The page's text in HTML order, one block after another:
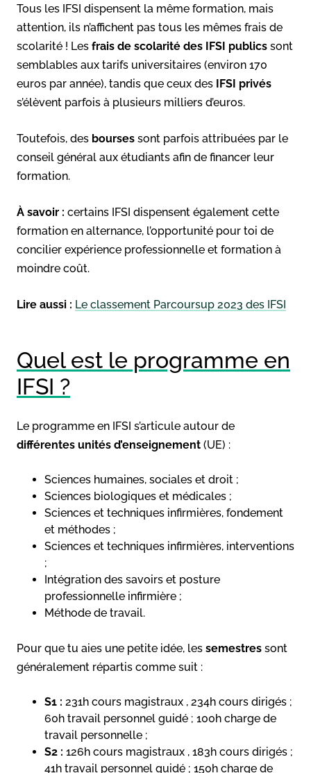
Tous les IFSI dispensent la même formation, mais
attention, ils n’affichent pas tous les mêmes frais de
scolarité ! Les frais de scolarité des IFSI publics sont
semblables aux tarifs universitaires (environ 170
euros par année), tandis que ceux des IFSI privés
s’élèvent parfois à plusieurs milliers d’euros.
Toutefois, des bourses sont parfois attribuées par le
conseil général aux étudiants afin de financer leur
formation.
À savoir : certains IFSI dispensent également cette
formation en alternance, l’opportunité pour toi de
concilier expérience professionnelle et formation à
moindre coût.
Lire aussi : Le classement Parcoursup 2023 des IFSI
Quel est le programme en
IFSI ?
Le programme en IFSI s’articule autour de
différentes unités d’enseignement (UE) :
Sciences humaines, sociales et droit ;
Sciences biologiques et médicales ;
Sciences et techniques infirmières, fondement
et méthodes ;
Sciences et techniques infirmières, interventions
;
Intégration des savoirs et posture
professionnelle infirmière ;
Méthode de travail.
Pour que tu aies une petite idée, les semestres sont
généralement répartis comme suit :
S1 : 231h cours magistraux , 234h cours dirigés ;
60h travail personnel guidé ; 100h charge de
travail personnelle ;
S2 : 126h cours magistraux , 183h cours dirigés ;
41h travail personnel guidé ; 150h charge de